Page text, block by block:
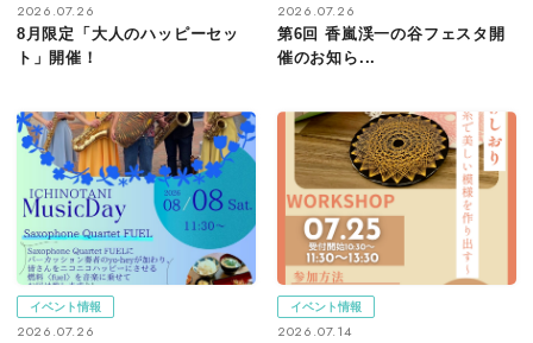
2026.07.26
8月限定「大人のハッピーセッ
ト」開催！
2026.07.26
第6回 香嵐渓一の谷フェスタ開
催のお知ら...
イベント情報
2026.07.26
イベント情報
2026.07.14